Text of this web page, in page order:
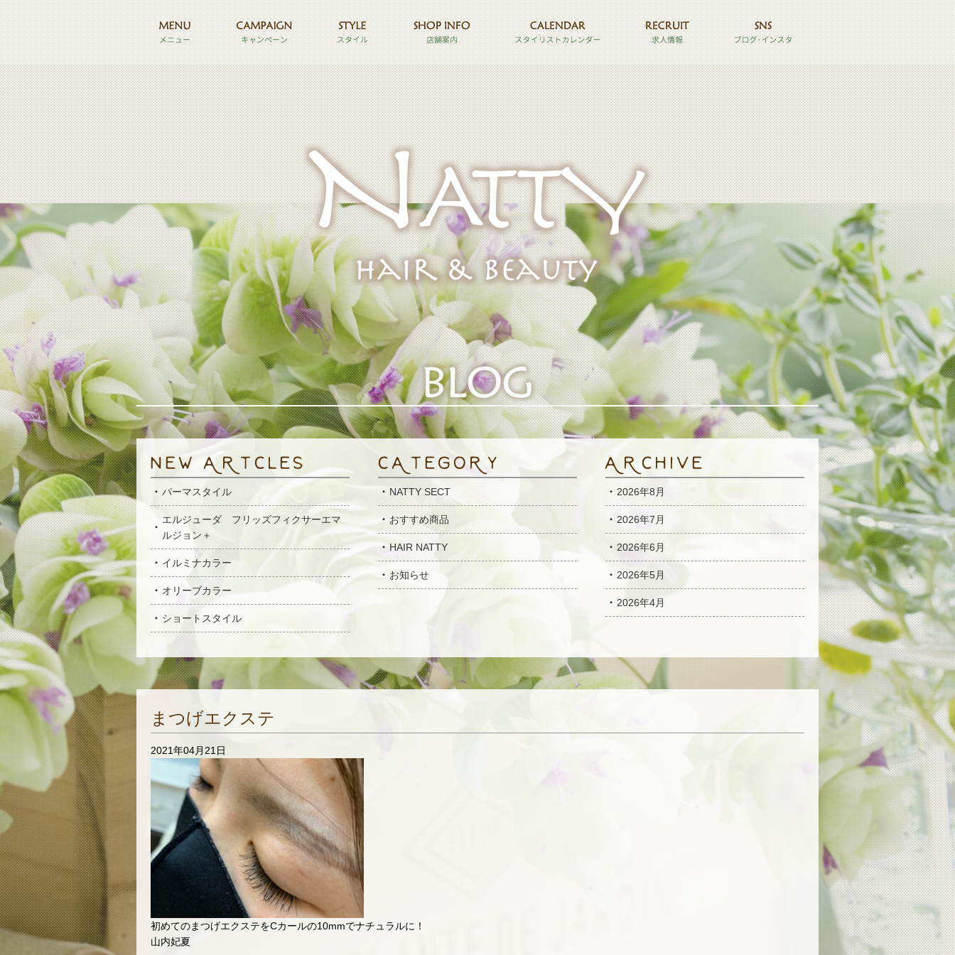
パーマスタイル
エルジューダ フリッズフィクサーエマ
ルジョン＋
イルミナカラー
オリーブカラー
ショートスタイル
NATTY SECT
おすすめ商品
HAIR NATTY
お知らせ
2026年8月
2026年7月
2026年6月
2026年5月
2026年4月
まつげエクステ
2021年04月21日
初めてのまつげエクステをCカールの10mmでナチュラルに！
山内妃夏